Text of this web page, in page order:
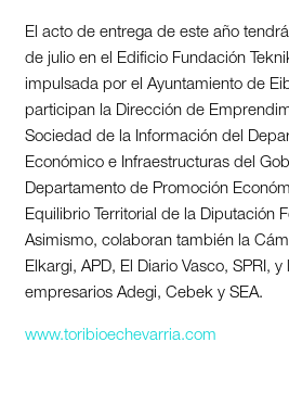
El acto de entrega de este año
de julio en el Edificio Fundación
impulsada por el Ayuntamiento de
participan la Dirección de
Sociedad de la Información del
Económico e Infraestructuras del
Departamento de Promoción
Equilibrio Territorial de la Diputación
Asimismo, colaboran también la
Elkargi, APD, El Diario Vasco, SPRI,
empresarios Adegi, Cebek y SEA.
www.toribioechevarria.com